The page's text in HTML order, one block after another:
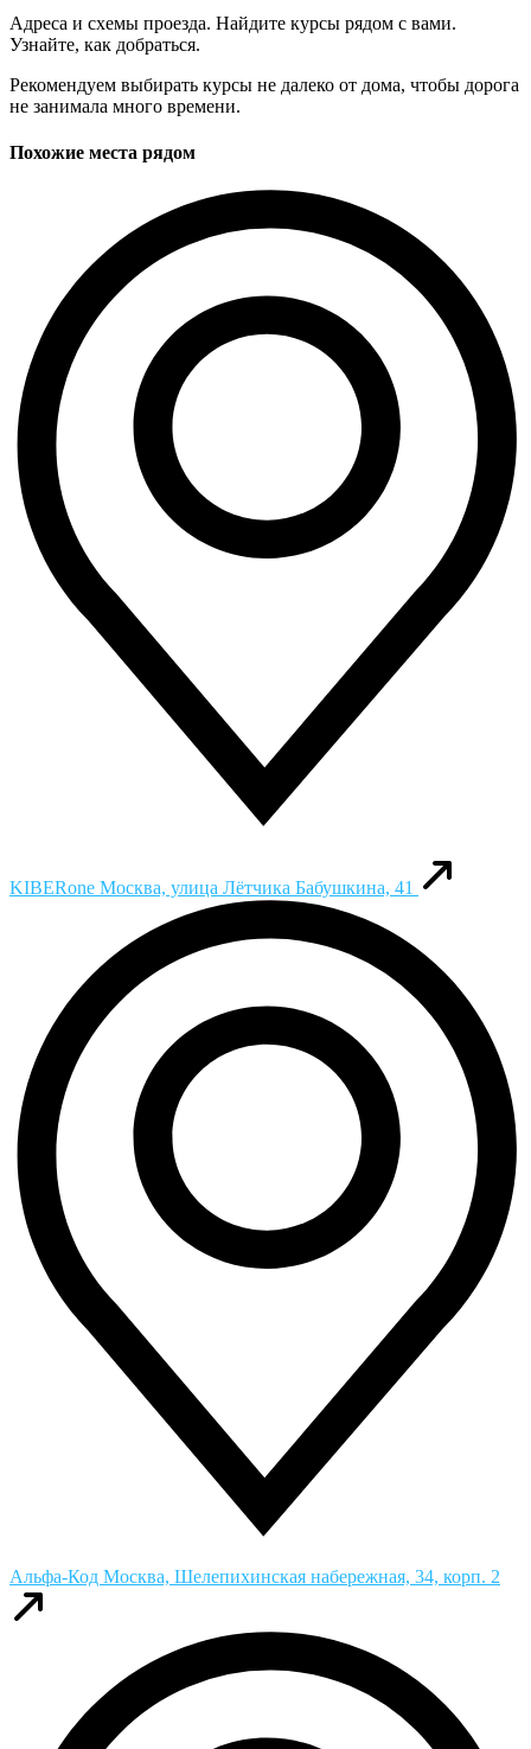
Адреса и схемы проезда. Найдите курсы рядом с вами.
Узнайте, как добраться.
Рекомендуем выбирать курсы не далеко от дома, чтобы дорога
не занимала много времени.
Похожие места рядом
KIBERone Москва, улица Лётчика Бабушкина, 41
Альфа-Код Москва, Шелепихинская набережная, 34, корп. 2